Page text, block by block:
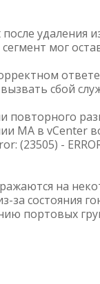
удаления
мог
ответе
сбой
повторного
MA в vCenter
(23505) -
на
за состояния
портовых